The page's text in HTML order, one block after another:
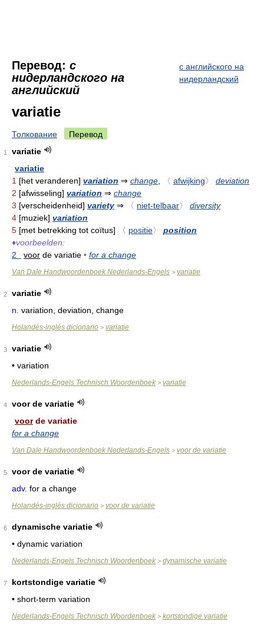
Перевод: с
нидерландского на
английский
с английского на
нидерландский
variatie
Толкование Перевод
1
variatie
variatie
1 [het veranderen] variation ⇒ change 〈 afwijking〉
deviation
2 [afwisseling] variation ⇒ change
3 [verscheidenheid] variety⇒ 〈 niet-telbaar〉
diversity
4 [muziek] variation
5 [met betrekking tot coïtus] 〈 positie〉
position
♦voorbeelden:
2
voor de variatie • for a change
Van Dale Handwoordenboek Nederlands-Engels > variatie
2
variatie
n. variation, deviation, change
Holandés-inglés dicionario > variatie
3
variatie
• variation
Nederlands-Engels Technisch Woordenboek > variatie
4
voor de variatie
voorde variatie
for a change
Van Dale Handwoordenboek Nederlands-Engels > voor de variatie
5
voor de variatie
adv. for a change
Holandés-inglés dicionario > voor de variatie
6
dynamische variatie
• dynamic variation
Nederlands-Engels Technisch Woordenboek > dynamische variatie
7
kortstondige variatie
• short-term variation
Nederlands-Engels Technisch Woordenboek > kortstondige variatie